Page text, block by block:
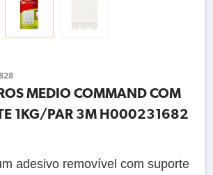
MEDIO COMMAND COM
1KG/PAR 3M H000231682
adesivo removível com suporte